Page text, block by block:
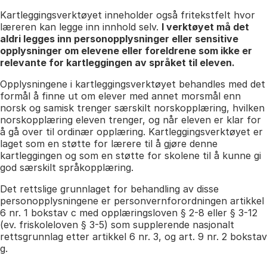
Kartleggingsverktøyet inneholder også fritekstfelt hvor
læreren kan legge inn innhold selv. I verktøyet må det
aldri legges inn personopplysninger eller sensitive
opplysninger om elevene eller foreldrene som ikke er
relevante for kartleggingen av språket til eleven.
Opplysningene i kartleggingsverktøyet behandles med det
formål å finne ut om elever med annet morsmål enn
norsk og samisk trenger særskilt norskopplæring, hvilken
norskopplæring eleven trenger, og når eleven er klar for
å gå over til ordinær opplæring. Kartleggingsverktøyet er
laget som en støtte for lærere til å gjøre denne
kartleggingen og som en støtte for skolene til å kunne gi
god særskilt språkopplæring.
Det rettslige grunnlaget for behandling av disse
personopplysningene er personvernforordningen artikkel
6 nr. 1 bokstav c med opplæringsloven § 2-8 eller § 3-12
(ev. friskoleloven § 3-5) som supplerende nasjonalt
rettsgrunnlag etter artikkel 6 nr. 3, og art. 9 nr. 2 bokstav
g.